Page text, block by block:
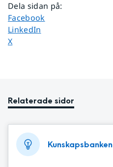
Dela sidan på:
Dela sidan på
Facebook
Dela sidan på
LinkedIn
Dela sidan på
X
Relaterade sidor
Kunskapsbanken